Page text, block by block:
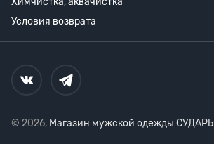
Условия возврата
© 2026, Магазин мужской одежды СУДАРЬ